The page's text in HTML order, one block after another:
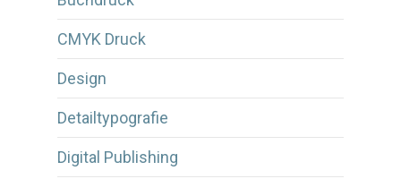
CMYK Druck
Design
Detailtypografie
Digital Publishing